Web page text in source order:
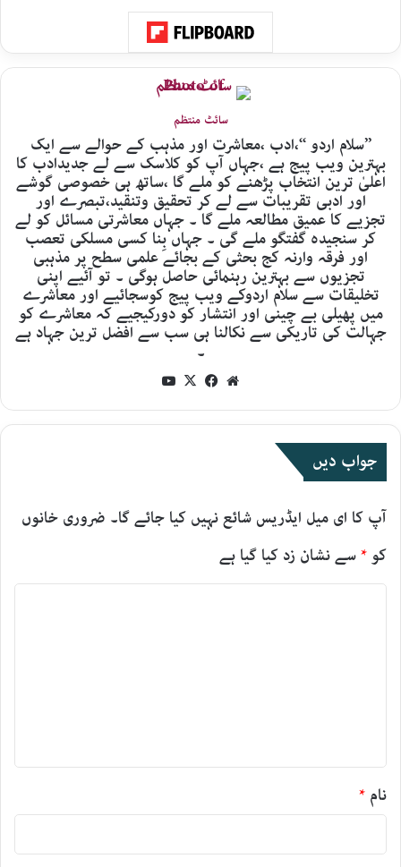
سائٹ منتظم
’’سلام اردو ‘‘،ادب ،معاشرت اور مذہب کے حوالے سے ایک
بہترین ویب پیج ہے ،جہاں آپ کو کلاسک سے لے جدیدادب کا
اعلیٰ ترین انتخاب پڑھنے کو ملے گا ،ساتھ ہی خصوصی گوشے
اور ادبی تقریبات سے لے کر تحقیق وتنقید،تبصرے اور
تجزیے کا عمیق مطالعہ ملے گا ۔ جہاں معاشرتی مسائل کو لے
کر سنجیدہ گفتگو ملے گی ۔ جہاں بِنا کسی مسلکی تعصب
اور فرقہ وارنہ کج بحثی کے بجائے علمی سطح پر مذہبی
تجزیوں سے بہترین رہنمائی حاصل ہوگی ۔ تو آئیے اپنی
تخلیقات سے سلام اردوکے ویب پیج کوسجائیے اور معاشرے
میں پھیلی بے چینی اور انتشار کو دورکیجیے کہ معاشرے کو
جہالت کی تاریکی سے نکالنا ہی سب سے افضل ترین جہاد ہے
۔
Website
Facebook
X
جواب دیں
آپ کا ای میل ایڈریس شائع نہیں کیا جائے گا۔ ضروری خانوں
کو *سے نشان زد کیا گیا ہے
نام *